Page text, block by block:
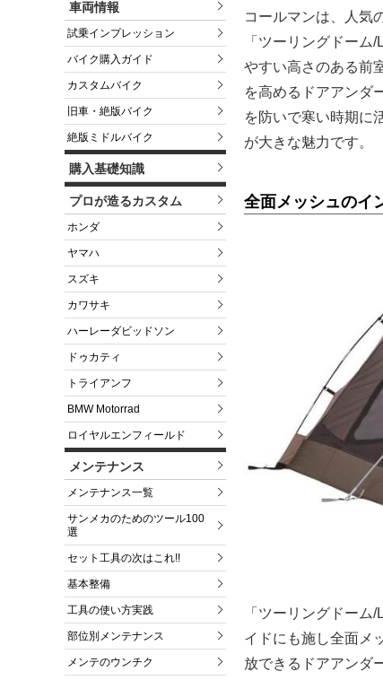
車両情報
試乗インプレッション
バイク購入ガイド
カスタムバイク
旧車・絶版バイク
絶版ミドルバイク
購入基礎知識
プロが造るカスタム
ホンダ
ヤマハ
スズキ
カワサキ
ハーレーダビッドソン
ドゥカティ
トライアンフ
BMW Motorrad
ロイヤルエンフィールド
メンテナンス
メンテナンス一覧
サンメカのためのツール100
選
セット工具の次はこれ!!
基本整備
工具の使い方実践
部位別メンテナンス
メンテのウンチク
コールマンは、人気
「ツーリングドー
やすい高さのある前
を高めるドアアンダ
を防いで寒い時期に
が大きな魅力です。
全面メッシュのイ
「ツーリングドー
イドにも施し全面メ
放できるドアアンダ